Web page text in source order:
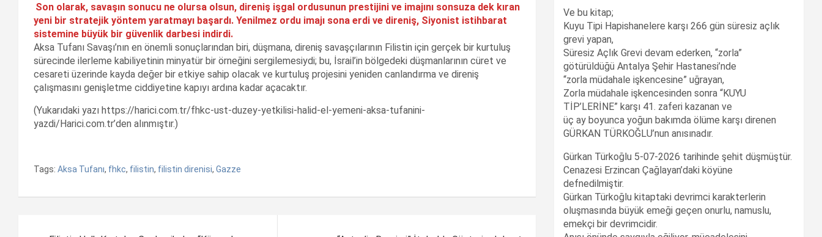
Son olarak, savaşın sonucu ne olursa olsun, direniş işgal ordusunun prestijini ve imajını sonsuza dek kıran
yeni bir stratejik yöntem yaratmayı başardı. Yenilmez ordu imajı sona erdi ve direniş, Siyonist istihbarat
sistemine büyük bir güvenlik darbesi indirdi.
Aksa Tufanı Savaşı’nın en önemli sonuçlarından biri, düşmana, direniş savaşçılarının Filistin için gerçek bir kurtuluş
sürecinde ilerleme kabiliyetinin minyatür bir örneğini sergilemesiydi; bu, İsrail’in bölgedeki düşmanlarının cüret ve
cesareti üzerinde kayda değer bir etkiye sahip olacak ve kurtuluş projesini yeniden canlandırma ve direniş
çalışmasını genişletme ciddiyetine kapıyı ardına kadar açacaktır.
(Yukarıdaki yazı https://harici.com.tr/fhkc-ust-duzey-yetkilisi-halid-el-yemeni-aksa-tufanini-
yazdi/Harici.com.tr’den alınmıştır.)
Tags: Aksa Tufanı, fhkc, filistin, filistin direnisi, Gazze
Ve bu kitap;
Kuyu Tipi Hapishanelere karşı 266 gün süresiz açlık
grevi yapan,
Süresiz Açlık Grevi devam ederken, “zorla”
götürüldüğü Antalya Şehir Hastanesi’nde
“zorla müdahale işkencesine” uğrayan,
Zorla müdahale işkencesinden sonra “KUYU
TİP’LERİNE” karşı 41. zaferi kazanan ve
üç ay boyunca yoğun bakımda ölüme karşı direnen
GÜRKAN TÜRKOĞLU’nun anısınadır.
Gürkan Türkoğlu 5-07-2026 tarihinde şehit düşmüştür.
Cenazesi Erzincan Çağlayan’daki köyüne
defnedilmiştir.
Gürkan Türkoğlu kitaptaki devrimci karakterlerin
oluşmasında büyük emeği geçen onurlu, namuslu,
emekçi bir devrimcidir.